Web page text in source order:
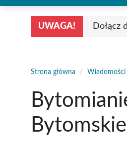
UWAGA! Dołącz
Strona główna / Wiadomości